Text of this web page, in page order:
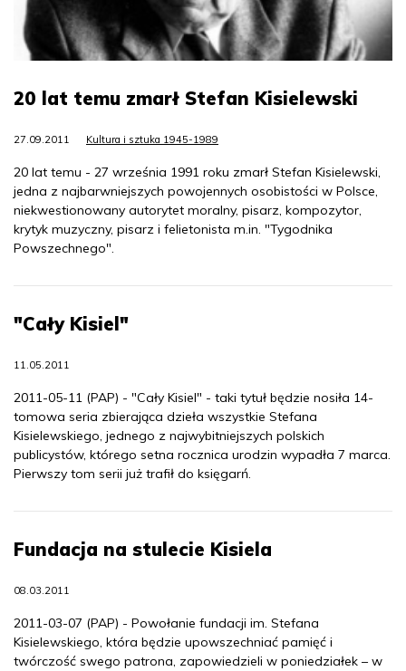
20 lat temu zmarł Stefan Kisielewski
27.09.2011 Kultura i sztuka 1945-1989
20 lat temu - 27 września 1991 roku zmarł Stefan Kisielewski,
jedna z najbarwniejszych powojennych osobistości w Polsce,
niekwestionowany autorytet moralny, pisarz, kompozytor,
krytyk muzyczny, pisarz i felietonista m.in. "Tygodnika
Powszechnego".
"Cały Kisiel"
11.05.2011
2011-05-11 (PAP) - "Cały Kisiel" - taki tytuł będzie nosiła 14-
tomowa seria zbierająca dzieła wszystkie Stefana
Kisielewskiego, jednego z najwybitniejszych polskich
publicystów, którego setna rocznica urodzin wypadła 7 marca.
Pierwszy tom serii już trafił do księgarń.
Fundacja na stulecie Kisiela
08.03.2011
2011-03-07 (PAP) - Powołanie fundacji im. Stefana
Kisielewskiego, która będzie upowszechniać pamięć i
twórczość swego patrona, zapowiedzieli w poniedziałek – w